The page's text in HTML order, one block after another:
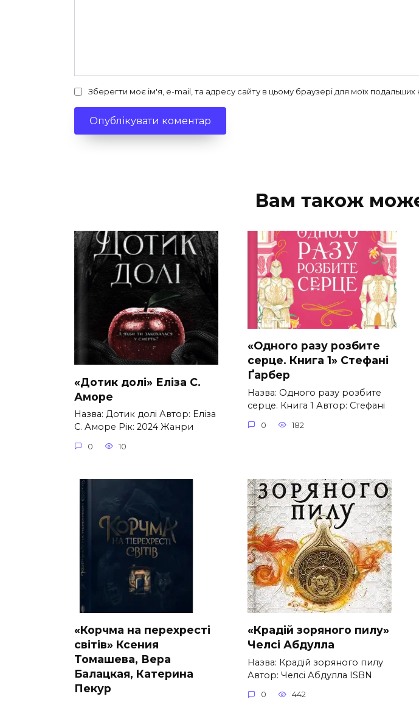
Зберегти моє ім'я, e-mail, та адресу сайту в цьому браузері для моїх подальших
Вам також
«Дотик долі» Еліза С.
Аморе
Назва: Дотик долі Автор: Еліза
С. Аморе Рік: 2024 Жанри
0 10
«Одного разу розбите
серце. Книга 1» Стефані
Ґарбер
Назва: Одного разу розбите
серце. Книга 1 Автор: Стефані
0 182
«Корчма на перехресті
світів» Ксения
Томашева, Вера
Балацкая, Катерина
Пекур
«Крадій зоряного пилу»
Челсі Абдулла
Назва: Крадій зоряного пилу
Автор: Челсі Абдулла ISBN
0 442